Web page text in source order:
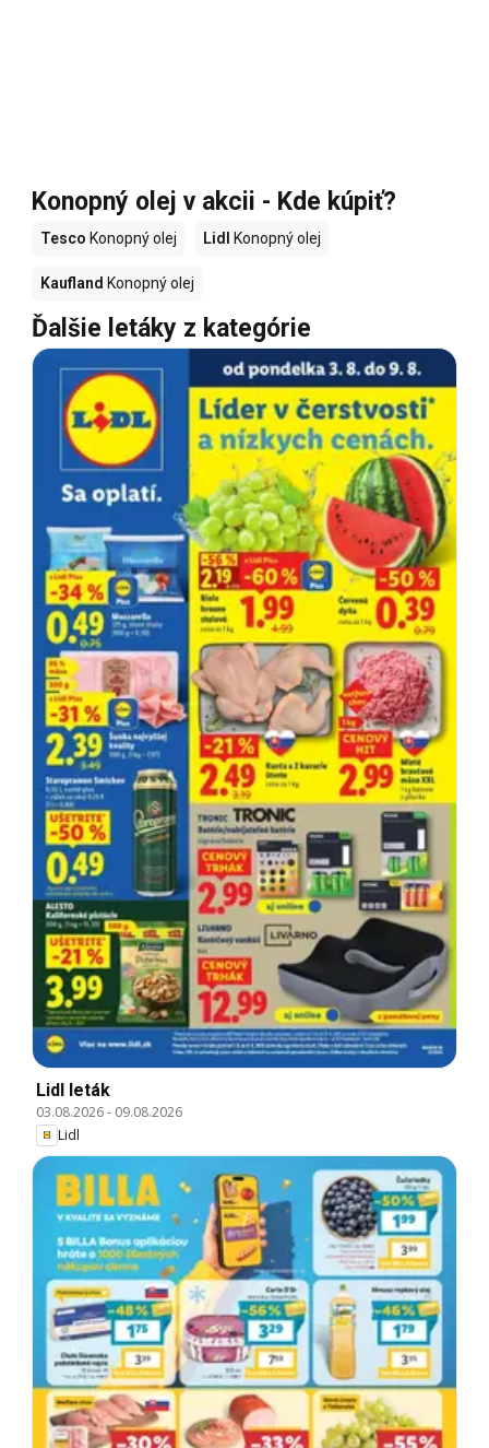
Konopný olej v akcii - Kde kúpiť?
Tesco Konopný olej Lidl Konopný olej
Kaufland Konopný olej
Ďalšie letáky z kategórie
Lidl leták
03.08.2026- 09.08.2026
Lidl